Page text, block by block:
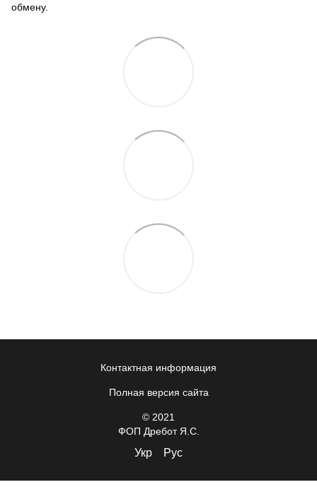
обмену.
Контактная информация
Полная версия сайта
© 2021
ФОП Дребот Я.С.
Укр Рус